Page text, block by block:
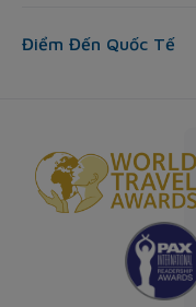
Điểm Đến Quốc Tế